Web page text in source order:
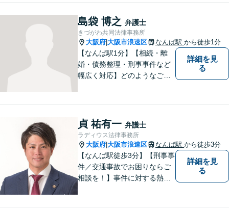
ております。相談にお越しい
ただいた方々が安心して落ち
着いてお話することができる
よう、完全個室をご準備して
おります。どうぞお気軽にご
相談ください。
島袋 博之 弁護士
きづがわ共同法律事務所
大阪府 大阪市浪速区 なんば駅 から徒歩1分
【なんば駅1分】【相続・離
婚・債務整理・刑事事件など
幅広く対応】どのようなご相
けています。一緒に解決への
道筋を考えてまいります。
詳細を見
る
貞 祐有一 弁護士
ラディウス法律事務所
大阪府 大阪市浪速区 なんば駅 から徒歩3分
【なんば駅徒歩3分】【刑事事
件／交通事故でお困りならご
相談を！】事件に対する熱い
詳細を見
る